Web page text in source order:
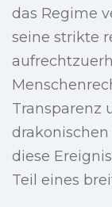
das Regime
seine strikte
Transparenz
diese
Teil eines